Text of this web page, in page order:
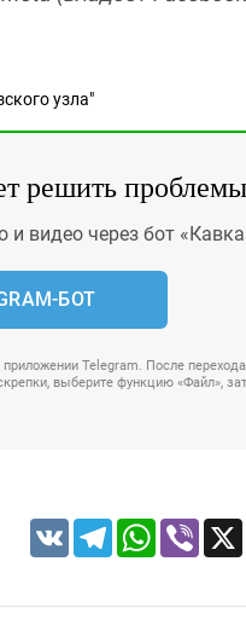
узла"
решить проблемы
видео через бот
БОТ
Telegram. После
выберите функцию «Файл»,
VK TelegramWhatsApp
Viber